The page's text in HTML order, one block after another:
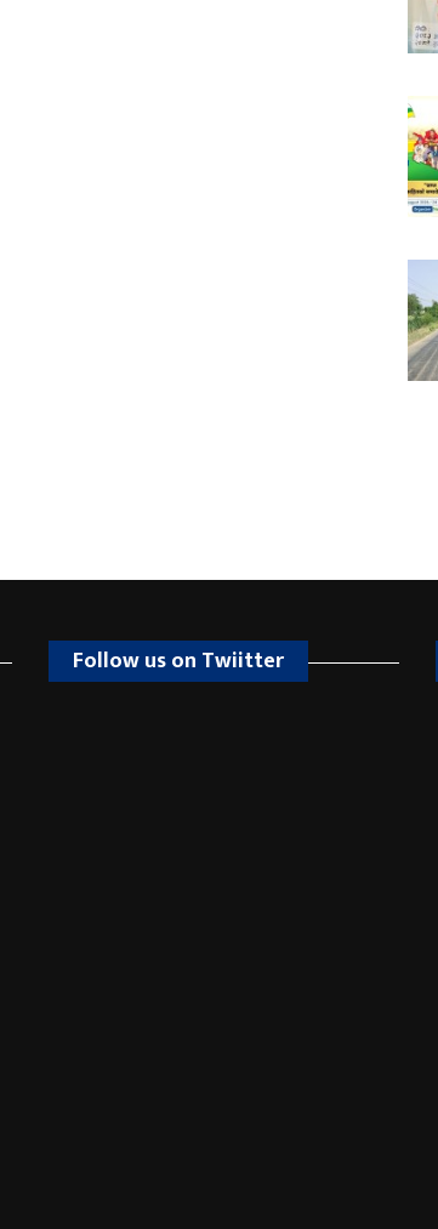
Follow us on Twiitter